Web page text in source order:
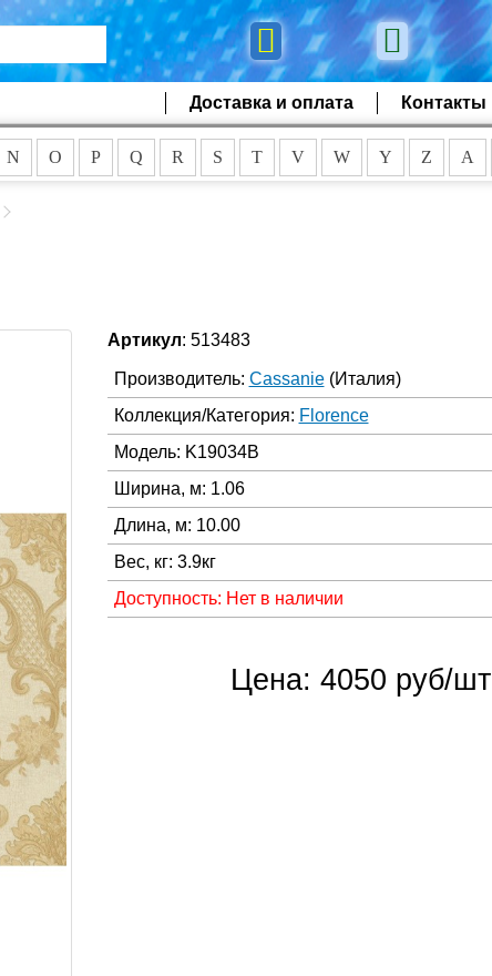
Доставка и оплата Контакты
N O P Q R S T V W Y Z А
Артикул: 513483
Производитель: Cassanie (Италия)
Коллекция/Категория: Florence
Модель: K19034B
Ширина, м: 1.06
Длина, м: 10.00
Вес, кг: 3.9кг
Доступность: Нет в наличии
Цена: 4050 руб/шт